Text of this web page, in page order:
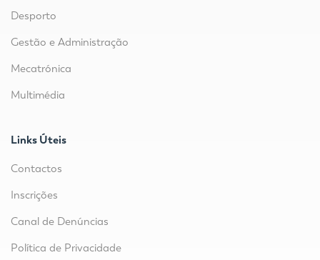
Desporto
Gestão e Administração
Mecatrónica
Multimédia
Links Úteis
Contactos
Inscrições
Canal de Denúncias
Política de Privacidade